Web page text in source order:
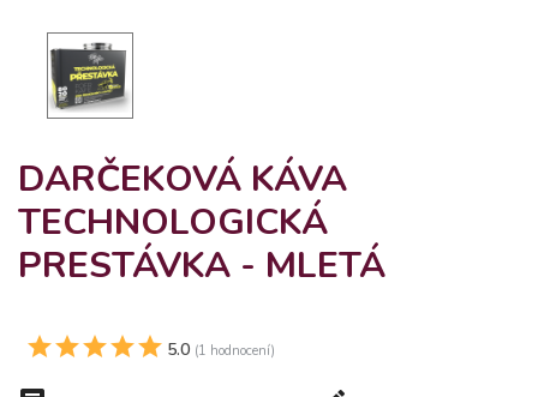
DARČEKOVÁ KÁVA
TECHNOLOGICKÁ
PRESTÁVKA - MLETÁ
5.0 (1 hodnocení)